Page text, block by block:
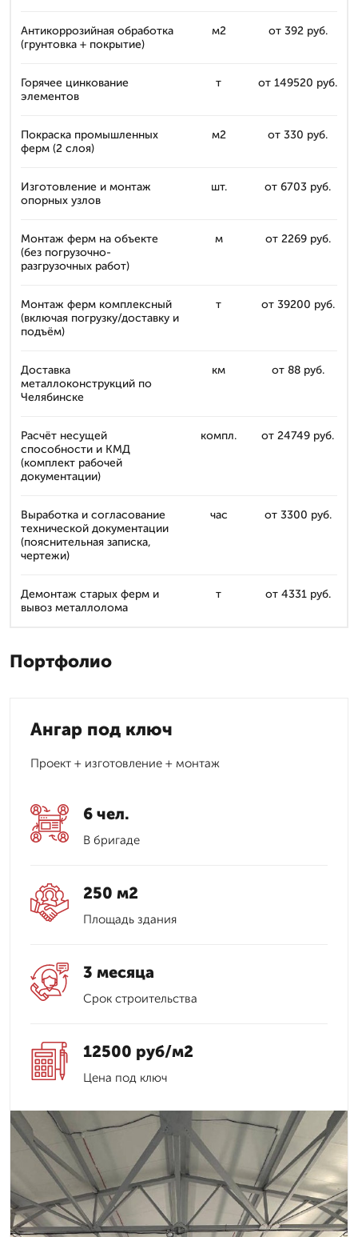
Антикоррозийная обработка
(грунтовка + покрытие)
м2 от 392 руб.
Горячее цинкование
элементов
т от 149520 руб.
Покраска промышленных
ферм (2 слоя)
м2 от 330 руб.
Изготовление и монтаж
опорных узлов
шт. от 6703 руб.
Монтаж ферм на объекте
(без погрузочно-
разгрузочных работ)
м от 2269 руб.
Монтаж ферм комплексный
(включая погрузку/доставку и
подъём)
т от 39200 руб.
Доставка
металлоконструкций по
Челябинске
км от 88 руб.
Расчёт несущей
способности и КМД
(комплект рабочей
документации)
компл. от 24749 руб.
Выработка и согласование
технической документации
(пояснительная записка,
чертежи)
час от 3300 руб.
Демонтаж старых ферм и
вывоз металлолома
т от 4331 руб.
Портфолио
Ангар под ключ
Проект + изготовление + монтаж
6 чел.
В бригаде
250 м2
Площадь здания
3 месяца
Срок строительства
12500 руб/м2
Цена под ключ